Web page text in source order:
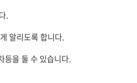
.
알리도록 합니다.
을 둘 수 있습니다.